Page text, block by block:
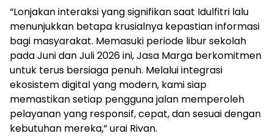
“Lonjakan interaksi yang signifikan saat Idulfitri lalu
menunjukkan betapa krusialnya kepastian informasi
bagi masyarakat. Memasuki periode libur sekolah
pada Juni dan Juli 2026 ini, Jasa Marga berkomitmen
untuk terus bersiaga penuh. Melalui integrasi
ekosistem digital yang modern, kami siap
memastikan setiap pengguna jalan memperoleh
pelayanan yang responsif, cepat, dan sesuai dengan
kebutuhan mereka,” urai Rivan.